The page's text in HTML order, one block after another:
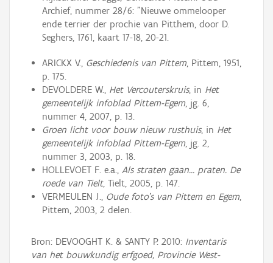
Archief, nummer 28/6: "Nieuwe ommelooper
ende terrier der prochie van Pitthem, door D.
Seghers, 1761, kaart 17-18, 20-21.
ARICKX V., Geschiedenis van Pittem, Pittem, 1951,
p. 175.
DEVOLDERE W., Het Vercouterskruis, in Het
gemeentelijk infoblad Pittem-Egem, jg. 6,
nummer 4, 2007, p. 13.
Groen licht voor bouw nieuw rusthuis, in Het
gemeentelijk infoblad Pittem-Egem, jg. 2,
nummer 3, 2003, p. 18.
HOLLEVOET F. e.a., Als straten gaan… praten. De
roede van Tielt, Tielt, 2005, p. 147.
VERMEULEN J., Oude foto's van Pittem en Egem,
Pittem, 2003, 2 delen.
Bron: DEVOOGHT K. & SANTY P. 2010: Inventaris
van het bouwkundig erfgoed, Provincie West-